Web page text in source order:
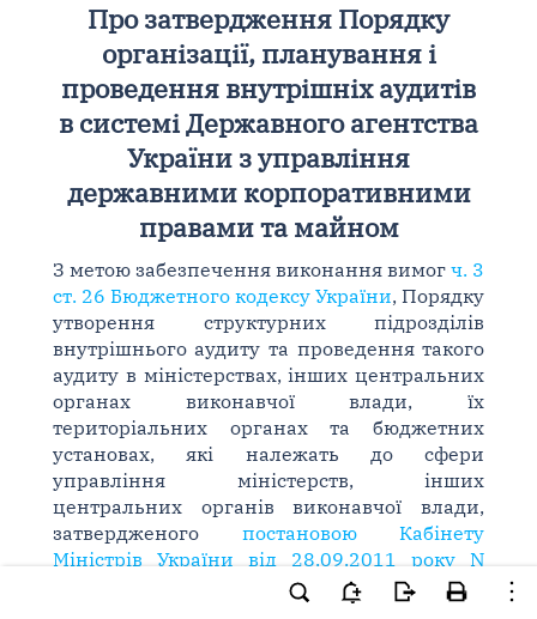
Про затвердження Порядку
організації, планування і
проведення внутрішніх аудитів
в системі Державного агентства
України з управління
державними корпоративними
правами та майном
З метою забезпечення виконання вимогч. 3
ст. 26 Бюджетного кодексу України, Порядку
утворення структурних підрозділів
внутрішнього аудиту та проведення такого
аудиту в міністерствах, інших центральних
органах виконавчої влади, їх
територіальних органах та бюджетних
установах, які належать до сфери
управління міністерств, інших
центральних органів виконавчої влади,
затвердженого постановою Кабінету
Міністрів України від 28.09.2011 року N
, Стандартів внутрішнього аудиту,